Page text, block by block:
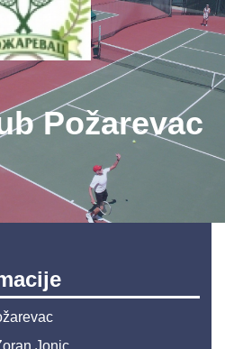
Požarevac
Jonic